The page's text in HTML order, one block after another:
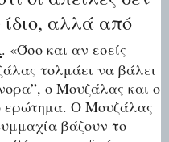
αλλά από
. «Όσο και αν εσείς
τολμάει να βάλει
ο Μουζάλας και ο
ερώτημα. Ο Μουζάλας
βάζουν το